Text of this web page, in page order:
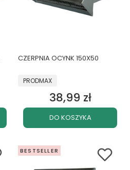
CZERPNIA OCYNK 150X50
PRODUCENT
PRODMAX
Cena
38,99 zł
DO KOSZYKA
BESTSELLER